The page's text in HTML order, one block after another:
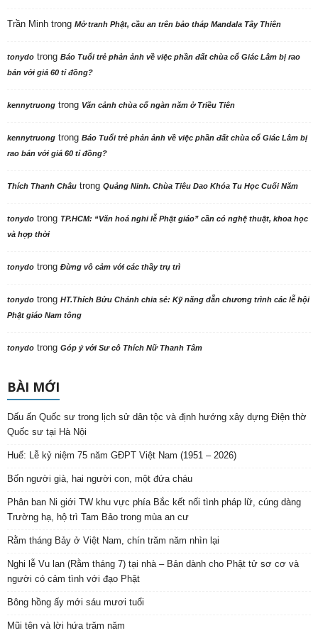
Trần Minh trong Mở tranh Phật, cầu an trên bảo tháp Mandala Tây Thiên
tonydo trong Báo Tuổi trẻ phản ảnh về việc phần đất chùa cổ Giác Lâm bị rao
bán với giá 60 tỉ đồng?
kennytruong trong Vãn cảnh chùa cổ ngàn năm ở Triều Tiên
kennytruong trong Báo Tuổi trẻ phản ảnh về việc phần đất chùa cổ Giác Lâm bị
rao bán với giá 60 tỉ đồng?
Thích Thanh Châu trong Quảng Ninh. Chùa Tiêu Dao Khóa Tu Học Cuối Năm
tonydo trong TP.HCM: “Văn hoá nghi lễ Phật giáo” cần có nghệ thuật, khoa học
và hợp thời
tonydo trong Đừng vô cảm với các thầy trụ trì
tonydo trong HT.Thích Bửu Chánh chia sẻ: Kỹ năng dẫn chương trình các lễ hội
Phật giáo Nam tông
tonydo trong Góp ý với Sư cô Thích Nữ Thanh Tâm
BÀI MỚI
Dấu ấn Quốc sư trong lịch sử dân tộc và định hướng xây dựng Điện thờ
Quốc sư tại Hà Nội
Huế: Lễ kỷ niệm 75 năm GĐPT Việt Nam (1951 – 2026)
Bốn người già, hai người con, một đứa cháu
Phân ban Ni giới TW khu vực phía Bắc kết nối tình pháp lữ, cúng dàng
Trường hạ, hộ trì Tam Bảo trong mùa an cư
Rằm tháng Bảy ở Việt Nam, chín trăm năm nhìn lại
Nghi lễ Vu lan (Rằm tháng 7) tại nhà – Bản dành cho Phật tử sơ cơ và
người có cảm tình với đạo Phật
Bông hồng ấy mới sáu mươi tuổi
Mũi tên và lời hứa trăm năm